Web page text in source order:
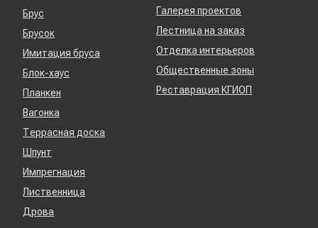
Брус
Брусок
Имитация бруса
Блок-хаус
Планкен
Вагонка
Террасная доска
Шпунт
Импрегнация
Лиственница
Дрова
Галерея проектов
Лестница на заказ
Отделка интерьеров
Общественные зоны
Реставрация КГИОП